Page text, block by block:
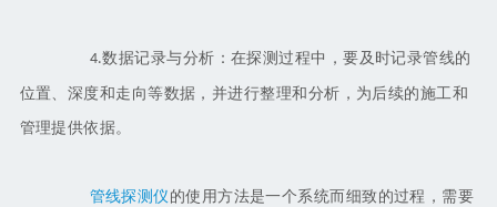
4.数据记录与分析：在探测过程中，要及时记录管线的
位置、深度和走向等数据，并进行整理和分析，为后续的施工和
管理提供依据。
管线探测仪 的使用方法是一个系统而细致的过程，需要